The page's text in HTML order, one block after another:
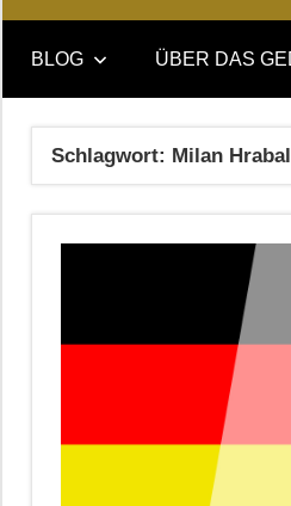
DAS
GEDICHT
blog
DAS
GEDICHT.
Zeitschrift
BLOG ÜBER DAS
Schlagwort: Milan Hrabal